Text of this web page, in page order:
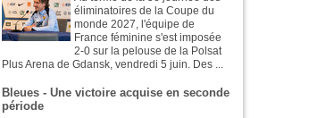
éliminatoires de la Coupe du
monde 2027, l'équipe de
France féminine s'est imposée
2-0 sur la pelouse de la Polsat
Plus Arena de Gdansk, vendredi 5 juin. Des ...
Bleues - Une victoire acquise en seconde
période